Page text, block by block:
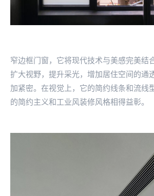
窄边框门窗，它将现代技术与美感完美结
扩大视野，提升采光，增加居住空间的通
加紧密。在视觉上，它的简约线条和流线
的简约主义和工业风装修风格相得益彰。